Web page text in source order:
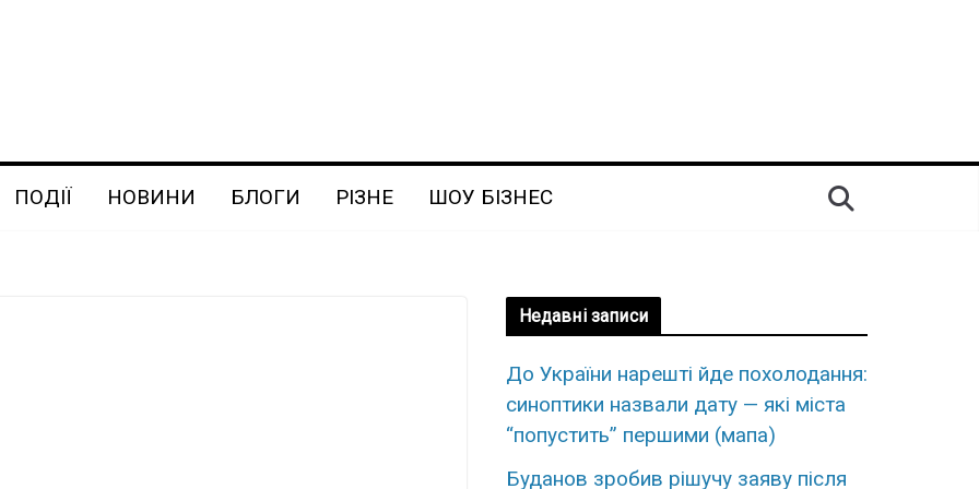
ПОДІЇ НОВИНИ БЛОГИ РІЗНЕ ШОУ БІЗНЕС
Недавні записи
До України нарешті йде похолодання:
синоптики назвали дату — які міста
“попустить” першими (мапа)
Буданов зробив рішучу заяву після